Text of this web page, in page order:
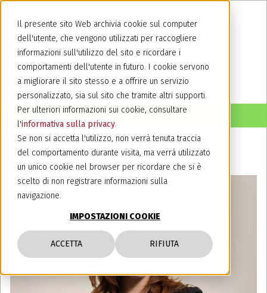
Il presente sito Web archivia cookie sul computer
dell'utente, che vengono utilizzati per raccogliere
informazioni sull'utilizzo del sito e ricordare i
comportamenti dell'utente in futuro. I cookie servono
a migliorare il sito stesso e a offrire un servizio
personalizzato, sia sul sito che tramite altri supporti.
Per ulteriori informazioni sui cookie, consultare
l'informativa sulla privacy.
Se non si accetta l'utilizzo, non verrà tenuta traccia
del comportamento durante visita, ma verrà utilizzato
un unico cookie nel browser per ricordare che si è
scelto di non registrare informazioni sulla
navigazione.
IMPOSTAZIONI COOKIE
ACCETTA RIFIUTA